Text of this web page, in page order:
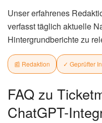
Unser erfahrenes
verfasst täglich aktuelle
Hintergrundberichte zu
📰 Redaktion ✓ Geprüfter
FAQ zu
ChatGPT-